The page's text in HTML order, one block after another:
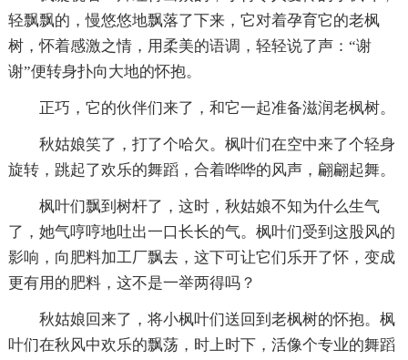
轻飘飘的，慢悠悠地飘落了下来，它对着孕育它的老枫
树，怀着感激之情，用柔美的语调，轻轻说了声：“谢
谢”便转身扑向大地的怀抱。
正巧，它的伙伴们来了，和它一起准备滋润老枫树。
秋姑娘笑了，打了个哈欠。枫叶们在空中来了个轻身
旋转，跳起了欢乐的舞蹈，合着哗哗的风声，翩翩起舞。
枫叶们飘到树杆了，这时，秋姑娘不知为什么生气
了，她气哼哼地吐出一口长长的气。枫叶们受到这股风的
影响，向肥料加工厂飘去，这下可让它们乐开了怀，变成
更有用的肥料，这不是一举两得吗？
秋姑娘回来了，将小枫叶们送回到老枫树的怀抱。枫
叶们在秋风中欢乐的飘荡，时上时下，活像个专业的舞蹈